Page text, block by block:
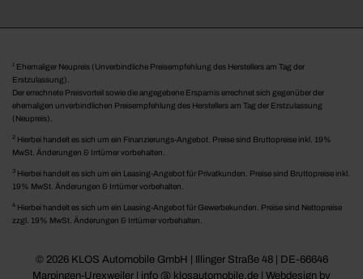
1 Ehemaliger Neupreis (Unverbindliche Preisempfehlung des Herstellers am Tag der
Erstzulassung).
Der errechnete Preisvorteil sowie die angegebene Ersparnis errechnet sich gegenüber der
ehemaligen unverbindlichen Preisempfehlung des Herstellers am Tag der Erstzulassung
(Neupreis).
2 Hierbei handelt es sich um ein Finanzierungs-Angebot. Preise sind Bruttopreise inkl. 19%
MwSt. Änderungen & Irrtümer vorbehalten.
3 Hierbei handelt es sich um ein Leasing-Angebot für Privatkunden. Preise sind Bruttopreise inkl.
19% MwSt. Änderungen & Irrtümer vorbehalten.
4 Hierbei handelt es sich um ein Leasing-Angebot für Gewerbekunden. Preise sind Nettopreise
zzgl. 19% MwSt. Änderungen & Irrtümer vorbehalten.
© 2026 KLOS Automobile GmbH | Illinger Straße 48 | DE-66646
Marpingen-Urexweiler | info @ klosautomobile.de | Webdesign by